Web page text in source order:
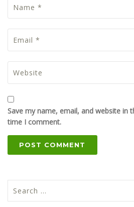
Save my name, email, and website in
time I comment.